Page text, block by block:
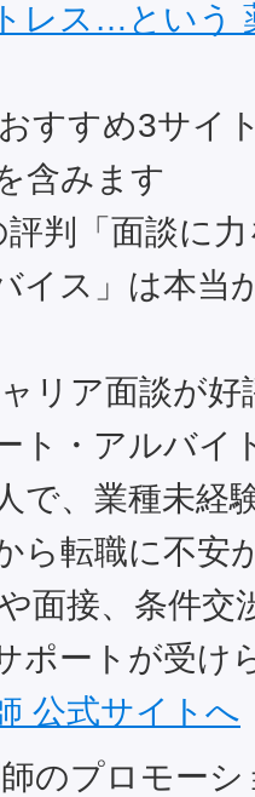
レス…という
すすめ3サイ
含みます
リア面談が好
ト・アルバイ
で、業種未経
ら転職に不安
面接、条件交
ポートが受け
公式サイトへ
のプロモーシ